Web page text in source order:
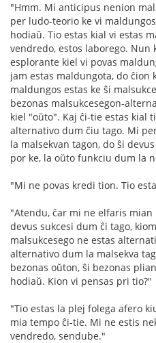
"Hmm. Mi anticipus nenion
per ludo-teorio ke vi
hodiaŭ. Tio estas kial vi estas
vendredo, estos laborego. Nun
esplorante kiel vi povas
jam estas maldungota, do ĉion
maldungos estas ke ŝi
bezonas malsukcesegon-
kiel "oŭto". Kaj ĉi-tie estas kial
alternativo dum ĉiu tago. Mi
la malsekvan tagon, do ŝi
por ke, la oŭto funkciu dum la
"Mi ne povas kredi tion. Tio
"Atendu, ĉar mi ne elfaris
devus sukcesi dum ĉi tago,
malsukcesego ne estas
alternativo dum la malsekva
bezonas oŭton, ŝi bezonas
hodiaŭ. Kion vi pensas pri tio?"
"Tio estas la plej folega afero
mia tempo ĉi-tie. Mi ne estis
vendredo, sendube."